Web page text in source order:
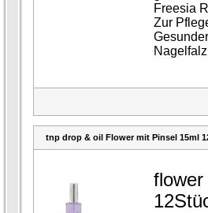
Freesia
Zur
tnp drop & oil Flower mit Pinsel 15ml